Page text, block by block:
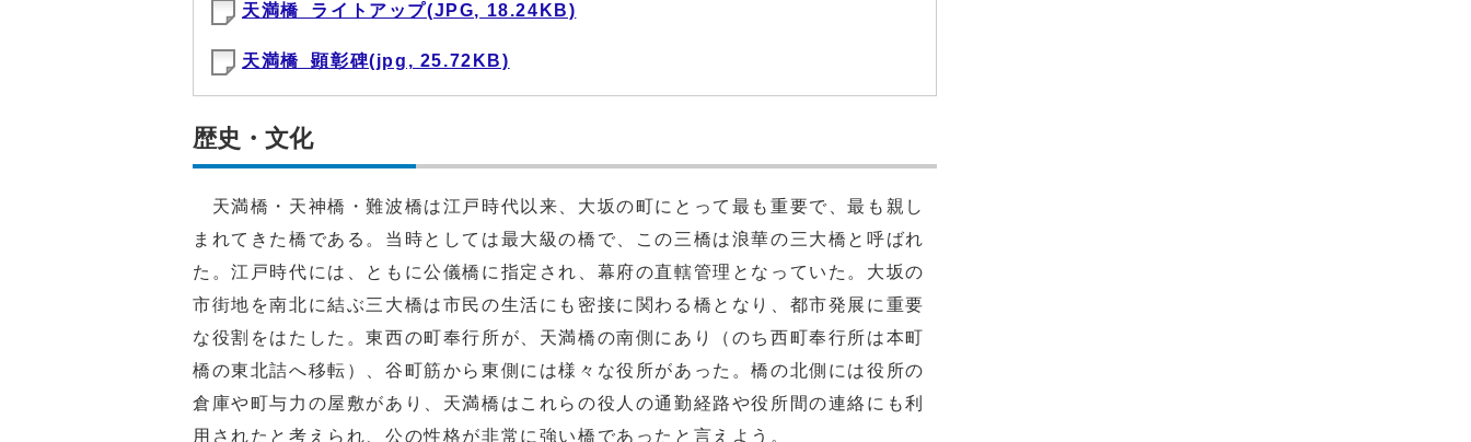
天満橋_ライトアップ(JPG, 18.24KB)
天満橋_顕彰碑(jpg, 25.72KB)
歴史・文化
天満橋・天神橋・難波橋は江戸時代以来、大坂の町にとって最も重要で、最も親し
まれてきた橋である。当時としては最大級の橋で、この三橋は浪華の三大橋と呼ばれ
た。江戸時代には、ともに公儀橋に指定され、幕府の直轄管理となっていた。大坂の
市街地を南北に結ぶ三大橋は市民の生活にも密接に関わる橋となり、都市発展に重要
な役割をはたした。東西の町奉行所が、天満橋の南側にあり（のち西町奉行所は本町
橋の東北詰へ移転）、谷町筋から東側には様々な役所があった。橋の北側には役所の
倉庫や町与力の屋敷があり、天満橋はこれらの役人の通勤経路や役所間の連絡にも利
用されたと考えられ、公の性格が非常に強い橋であったと言えよう。